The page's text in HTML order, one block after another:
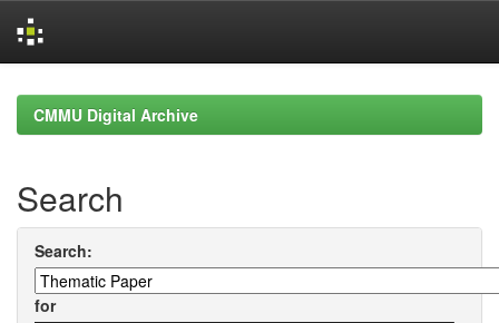
navigationCMMU Digital Archive
Search
Search:
for